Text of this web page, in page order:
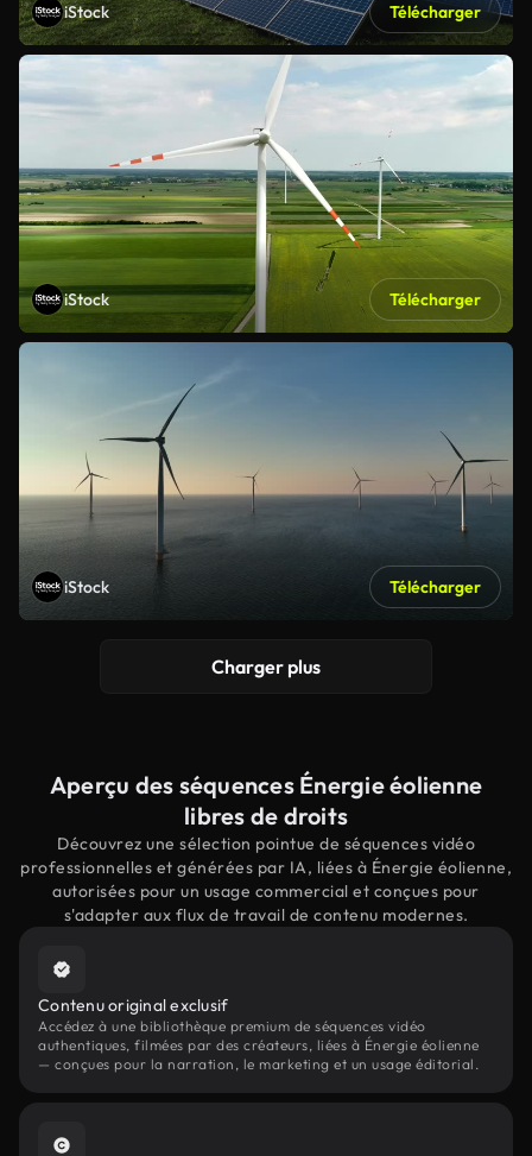
iStock Télécharger
iStock Télécharger
iStock Télécharger
Charger plus
Aperçu des séquences Énergie éolienne
libres de droits
Découvrez une sélection pointue de séquences vidéo
professionnelles et générées par IA, liées à Énergie éolienne,
autorisées pour un usage commercial et conçues pour
s'adapter aux flux de travail de contenu modernes.
Contenu original exclusif
Accédez à une bibliothèque premium de séquences vidéo
authentiques, filmées par des créateurs, liées à Énergie éolienne
— conçues pour la narration, le marketing et un usage éditorial.